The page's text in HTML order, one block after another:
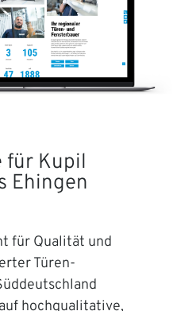
für Kupil
Ehingen
für Qualität und
Türen-
hochqualitative,